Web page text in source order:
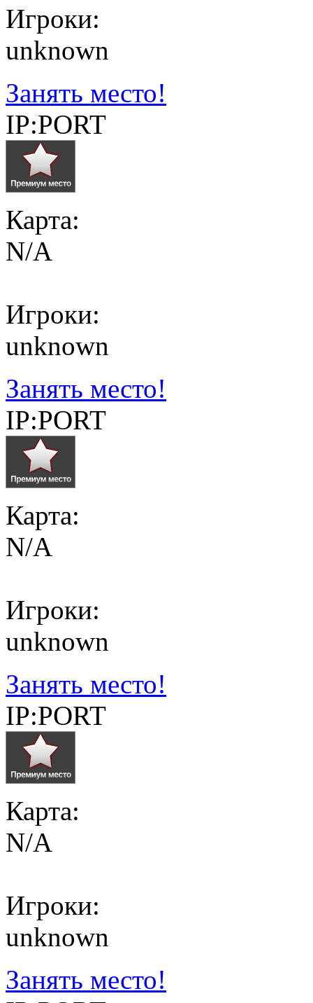
Игроки:
unknown
Занять место!
IP:PORT
Карта:
N/A
Игроки:
unknown
Занять место!
IP:PORT
Карта:
N/A
Игроки:
unknown
Занять место!
IP:PORT
Карта:
N/A
Игроки:
unknown
Занять место!